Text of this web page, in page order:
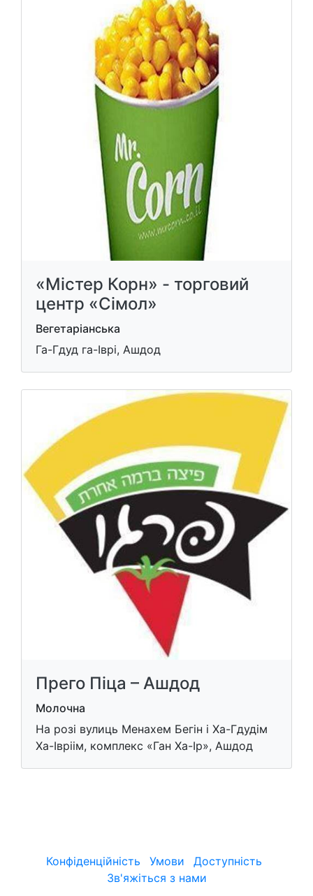
«Містер Корн» - торговий
центр «Сімол»
Вегетаріанська
Га-Гдуд га-Іврі, Ашдод
Прего Піца – Ашдод
Молочна
На розі вулиць Менахем Бегін і Ха-Гдудім
Ха-Івріім, комплекс «Ган Ха-Ір», Ашдод
Конфіденційність Умови
Доступність
Зв'яжіться з нами